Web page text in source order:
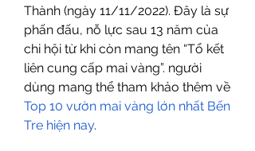
Thành (ngày 11/11/2022). Đây là sự
phấn đấu, nỗ lực sau 13 năm của
chi hội từ khi còn mang tên “Tổ kết
liên cung cấp mai vàng”. người
Top 10 vườn mai vàng lớn nhất Bến
Tre hiện nay.